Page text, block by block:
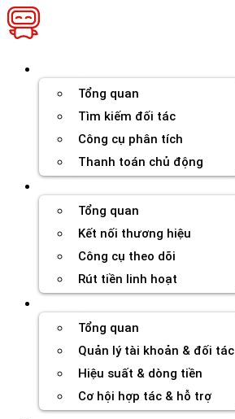
Chuyển
đến
Tổng quan
Tìm kiếm đối tác
Công cụ phân tích
Thanh toán chủ động
Tổng quan
Kết nối thương hiệu
Công cụ theo dõi
Rút tiền linh hoạt
Tổng quan
Quản lý tài khoản & đối tác
Hiệu suất & dòng tiền
Cơ hội hợp tác & hỗ trợ